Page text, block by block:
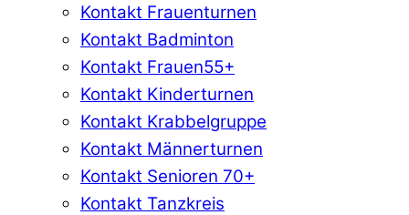
Kontakt Frauenturnen
Kontakt Badminton
Kontakt Frauen55+
Kontakt Kinderturnen
Kontakt Krabbelgruppe
Kontakt Männerturnen
Kontakt Senioren 70+
Kontakt Tanzkreis